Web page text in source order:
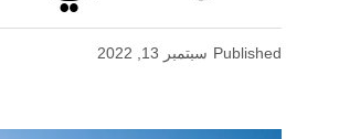
Published سبتمبر 13, 2022